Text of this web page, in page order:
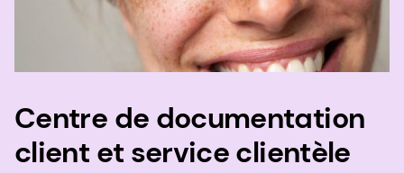
Centre de documentation
client et service clientèle